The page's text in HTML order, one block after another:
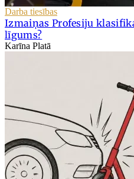
Darba tiesības
Izmaiņas Profesiju
līgums?
Karīna Platā